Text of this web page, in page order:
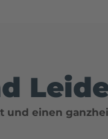
und einen